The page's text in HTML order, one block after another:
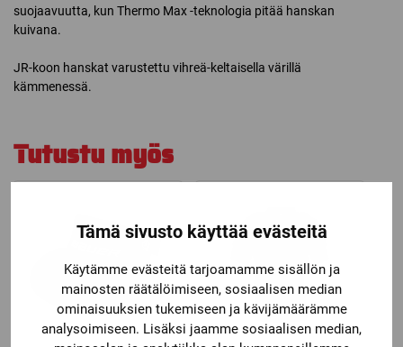
Tämä sivusto käyttää evästeitä
Käytämme evästeitä tarjoamamme sisällön ja
mainosten räätälöimiseen, sosiaalisen median
ominaisuuksien tukemiseen ja kävijämäärämme
analysoimiseen. Lisäksi jaamme sosiaalisen median,
suojaavuutta, kun Thermo Max -teknologia pitää hanskan
kuivana.
JR-koon hanskat varustettu vihreä-keltaisella värillä
kämmenessä.
Tutustu myös